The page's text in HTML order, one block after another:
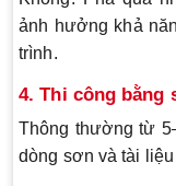
ảnh hưởng khả
trình.
4. Thi công bằng
Thông thường từ
dòng sơn và tài